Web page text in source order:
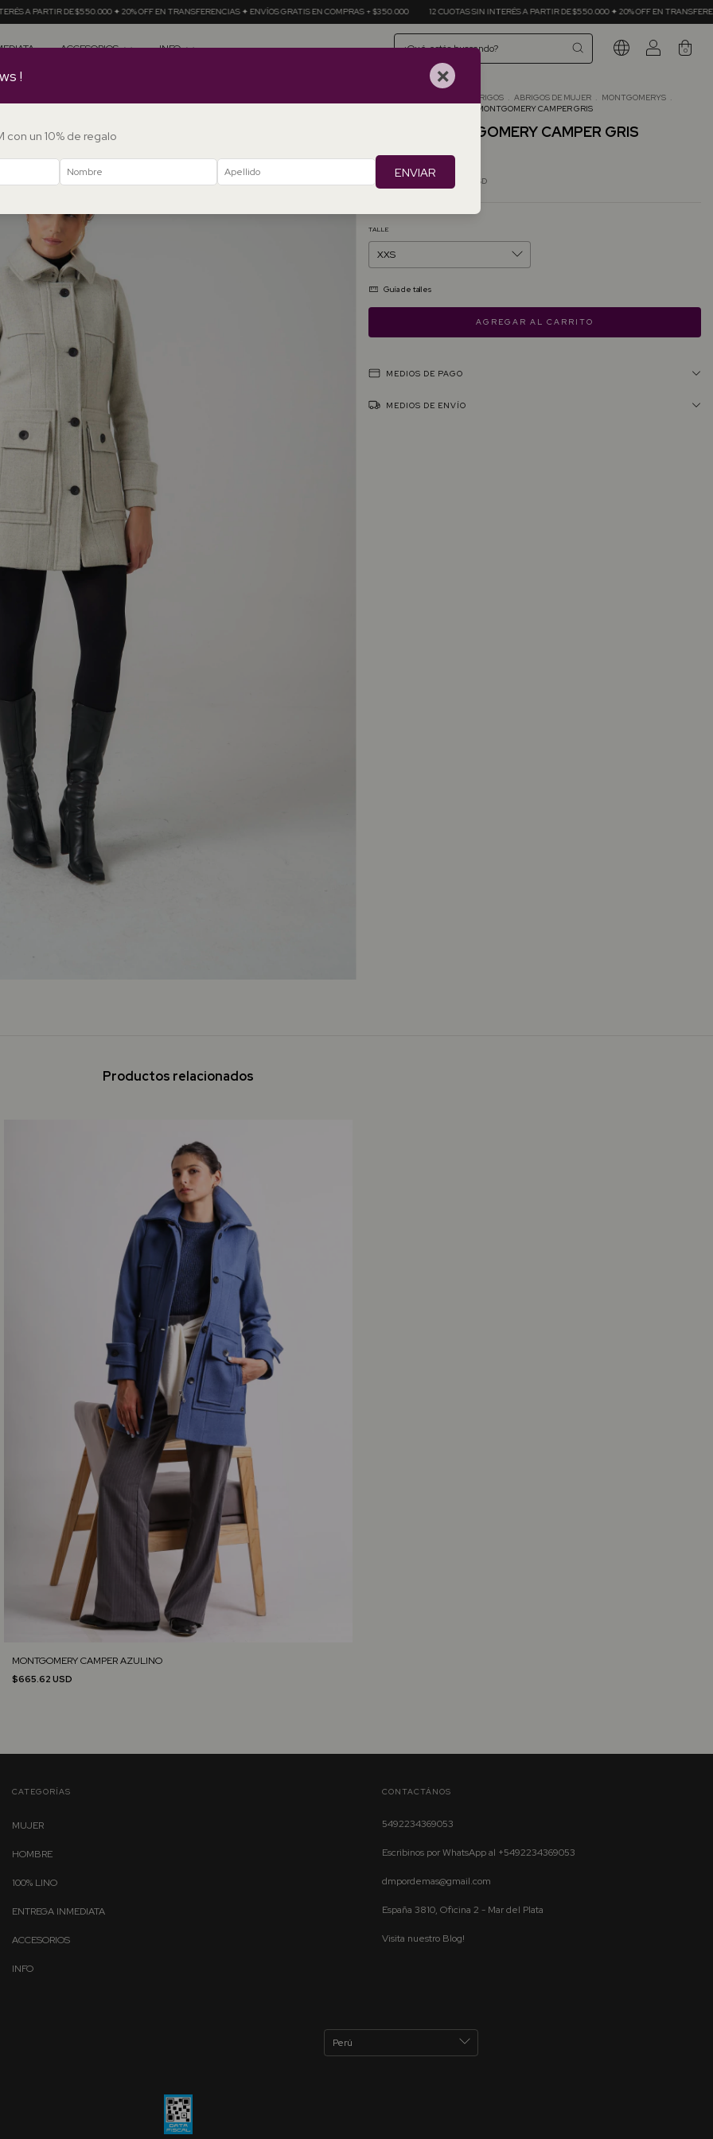
✦ 20% OFF EN TRANSFERENCIAS ✦ ENVÍOS GRATIS EN COMPRAS + $350.000 12 CUOTAS SIN INTERÉS A PARTIR DE $550.000 ✦ 20% OFF EN TRANSFERENCIAS ✦ ENVÍOS
ACCESORIOS INFO 0
TODOS LOS ABRIGOS . ABRIGOS DE MUJER . MONTGOMERYS .
MONTGOMERY CAMPER GRIS
MONTGOMERY CAMPER GRIS
$665.62 USD
Precio sin impuestos $550.10 USD
TALLE
Guía de talles
MEDIOS DE PAGO
MEDIOS DE ENVÍO
Productos relacionados
MONTGOMERY CAMPER AZULINO
$665.62 USD
CATEGORÍAS
MUJER
HOMBRE
100% LINO
ENTREGA INMEDIATA
ACCESORIOS
INFO
CONTACTÁNOS
5492234369053
Escribinos por WhatsApp al +5492234369053
dmpordemas@gmail.com
España 3810, Oficina 2 - Mar del Plata
Visita nuestro Blog!
! ×
con un 10% de regalo
ENVIAR